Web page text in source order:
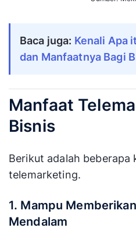
Baca juga: Kenali Apa
dan Manfaatnya Bagi
Manfaat
Bisnis
Berikut adalah
telemarketing.
1. Mampu
Mendalam